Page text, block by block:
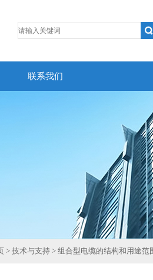
联系我们
> 技术与支持 > 组合型电缆的结构和用途范